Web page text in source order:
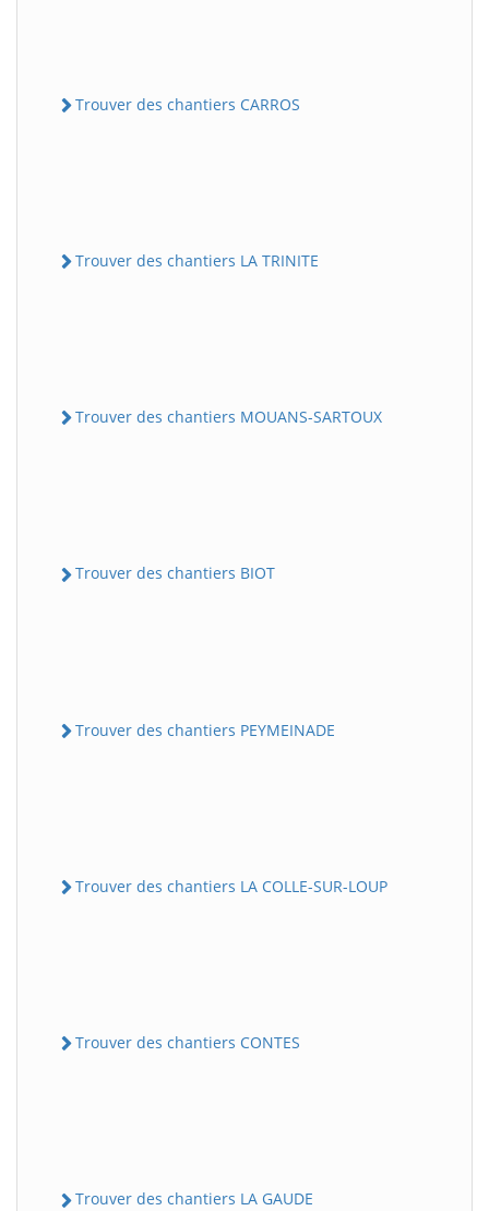
Trouver des chantiers CARROS
Trouver des chantiers LA TRINITE
Trouver des chantiers MOUANS-SARTOUX
Trouver des chantiers BIOT
Trouver des chantiers PEYMEINADE
Trouver des chantiers LA COLLE-SUR-LOUP
Trouver des chantiers CONTES
Trouver des chantiers LA GAUDE